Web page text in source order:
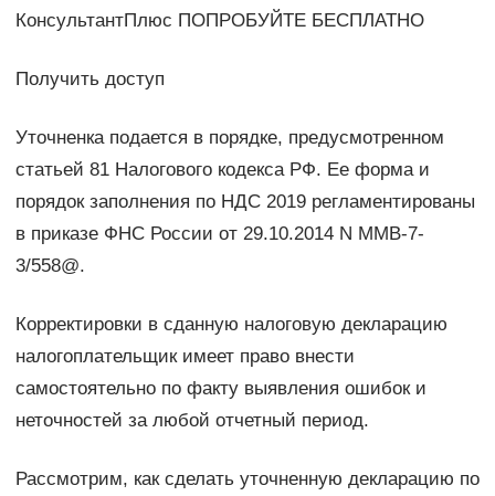
КонсультантПлюс ПОПРОБУЙТЕ БЕСПЛАТНО
Получить доступ
Уточненка подается в порядке, предусмотренном
статьей 81 Налогового кодекса РФ. Ее форма и
порядок заполнения по НДС 2019 регламентированы
в приказе ФНС России от 29.10.2014 N ММВ-7-
3/558@.
Корректировки в сданную налоговую декларацию
налогоплательщик имеет право внести
самостоятельно по факту выявления ошибок и
неточностей за любой отчетный период.
Рассмотрим, как сделать уточненную декларацию по